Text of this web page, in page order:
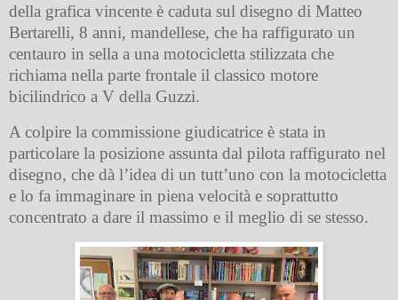
della grafica vincente è caduta sul disegno di Matteo
Bertarelli, 8 anni, mandellese, che ha raffigurato un
centauro in sella a una motocicletta stilizzata che
richiama nella parte frontale il classico motore
bicilindrico a V della Guzzi.
A colpire la commissione giudicatrice è stata in
particolare la posizione assunta dal pilota raffigurato nel
disegno, che dà l’idea di un tutt’uno con la motocicletta
e lo fa immaginare in piena velocità e soprattutto
concentrato a dare il massimo e il meglio di se stesso.